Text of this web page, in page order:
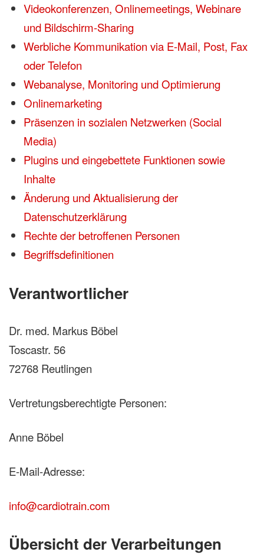
Videokonferenzen, Onlinemeetings, Webinare
und Bildschirm-Sharing
Werbliche Kommunikation via E-Mail, Post, Fax
oder Telefon
Webanalyse, Monitoring und Optimierung
Onlinemarketing
Präsenzen in sozialen Netzwerken (Social
Media)
Plugins und eingebettete Funktionen sowie
Inhalte
Änderung und Aktualisierung der
Datenschutzerklärung
Rechte der betroffenen Personen
Begriffsdefinitionen
Verantwortlicher
Dr. med. Markus Böbel
Toscastr. 56
72768 Reutlingen
Vertretungsberechtigte Personen:
Anne Böbel
E-Mail-Adresse:
info@cardiotrain.com
Übersicht der Verarbeitungen